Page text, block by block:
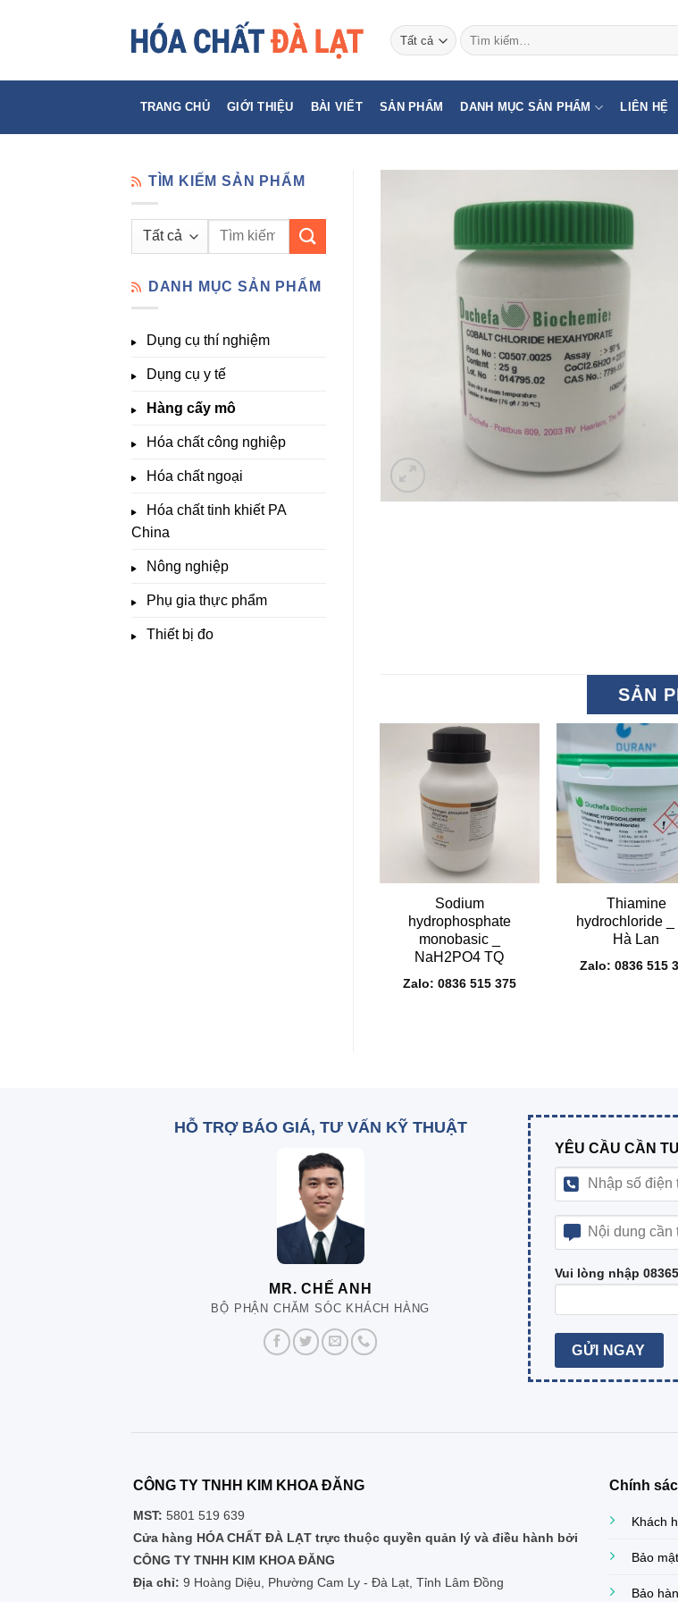
Tìm
kiếm:
TRANG CHỦ GIỚI THIỆU BÀI VIẾT SẢN PHẨM DANH MỤC SẢN PHẨM LIÊN HỆ
TÌM KIẾM SẢN PHẨM
Tìm
DANH MỤC SẢN PHẨM
Dụng cụ thí nghiệm
Dụng cụ y tế
Hàng cấy mô
Hóa chất công nghiệp
Hóa chất ngoại
Hóa chất tinh khiết PA
China
Nông nghiệp
Phụ gia thực phẩm
Thiết bị đo
SẢN
Sodium
hydrophosphate
monobasic _
NaH2PO4 TQ
Zalo: 0836 515 375
+
Thiamine
hydrochloride _
Hà Lan
Zalo: 0836 515
HỖ TRỢ BÁO GIÁ, TƯ VẤN KỸ THUẬT
MR. CHẾ ANH
BỘ PHẬN CHĂM SÓC KHÁCH HÀNG
YÊU CẦU CẦN
Vui lòng nhập
CÔNG TY TNHH KIM KHOA ĐĂNG
MST: 5801 519 639
Cửa hàng HÓA CHẤT ĐÀ LẠT trực thuộc quyền quản lý và điều hành bởi
CÔNG TY TNHH KIM KHOA ĐĂNG
Địa chỉ: 9 Hoàng Diệu, Phường Cam Ly - Đà Lạt, Tỉnh Lâm Đồng
Chính
Khách
Bảo mật
Bảo